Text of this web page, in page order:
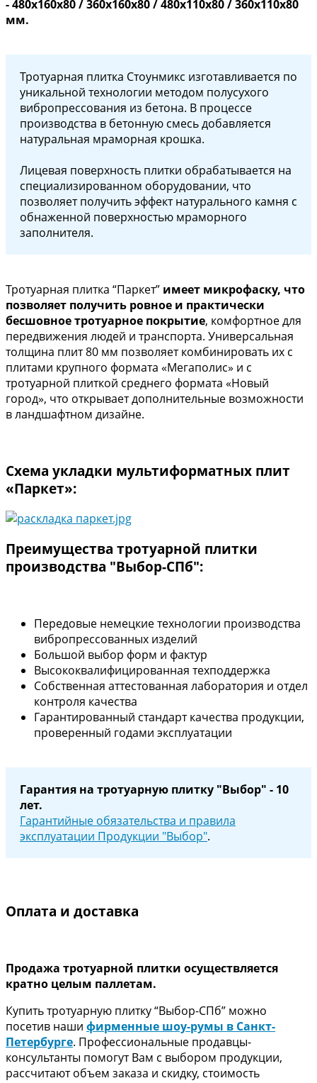
- 480х160х80 / 360х160х80 / 480х110х80 / 360х110х80
мм.
Тротуарная плитка Стоунмикс изготавливается по
уникальной технологии методом полусухого
вибропрессования из бетона. В процессе
производства в бетонную смесь добавляется
натуральная мраморная крошка.
Лицевая поверхность плитки обрабатывается на
специализированном оборудовании, что
позволяет получить эффект натурального камня с
обнаженной поверхностью мраморного
заполнителя.
Тротуарная плитка “Паркет” имеет микрофаску, что
позволяет получить ровное и практически
бесшовное тротуарное покрытие, комфортное для
передвижения людей и транспорта. Универсальная
толщина плит 80 мм позволяет комбинировать их с
плитами крупного формата «Мегаполис» и с
тротуарной плиткой среднего формата «Новый
город», что открывает дополнительные возможности
в ландшафтном дизайне.
Схема укладки мультиформатных плит
«Паркет»:
Преимущества тротуарной плитки
производства "Выбор-СПб":
Передовые немецкие технологии производства
вибропрессованных изделий
Большой выбор форм и фактур
Высококвалифицированная техподдержка
Собственная аттестованная лаборатория и отдел
контроля качества
Гарантированный стандарт качества продукции,
проверенный годами эксплуатации
Гарантия на тротуарную плитку "Выбор" - 10
лет.
Гарантийные обязательства и правила
эксплуатации Продукции "Выбор".
Оплата и доставка
Продажа тротуарной плитки осуществляется
кратно целым паллетам.
Купить тротуарную плитку “Выбор-СПб” можно
посетив наши фирменные шоу-румы в Санкт-
Петербурге. Профессиональные продавцы-
консультанты помогут Вам с выбором продукции,
рассчитают объем заказа и скидку, стоимость